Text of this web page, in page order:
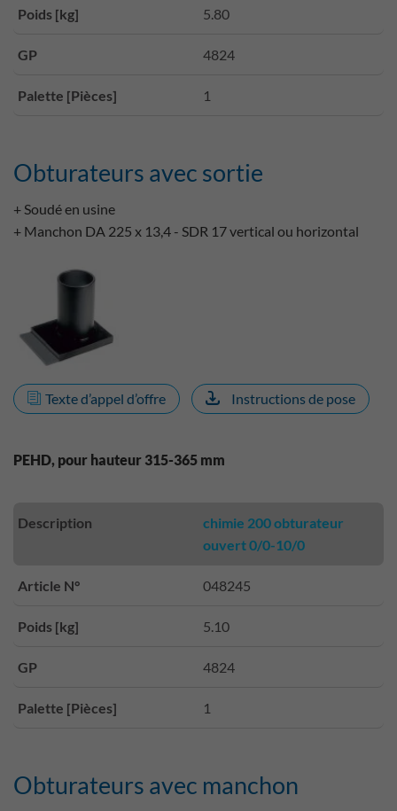
Poids [kg] 5.80
GP 4824
Palette [Pièces] 1
Obturateurs avec sortie
+ Soudé en usine
+ Manchon DA 225 x 13,4 - SDR 17 vertical ou horizontal
Texte d’appel d’offre Instructions de pose
PEHD, pour hauteur 315-365 mm
Description
chimie 200 obturateur
ouvert 0/0-10/0
Article N° 048245
Poids [kg] 5.10
GP 4824
Palette [Pièces] 1
Obturateurs avec manchon